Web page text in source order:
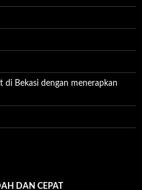
di Bekasi dengan menerapkan
DAN CEPAT